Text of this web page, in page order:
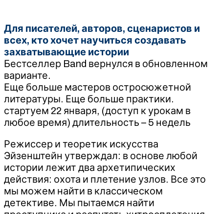
Для писателей, авторов, сценаристов и
всех, кто хочет научиться создавать
захватывающие истории
Бестселлер Band вернулся в обновленном
варианте.
Еще больше мастеров остросюжетной
литературы. Еще больше практики.
стартуем 22 января, (доступ к урокам в
любое время) длительность – 5 недель
Режиссер и теоретик искусства
Эйзенштейн утверждал: в основе любой
истории лежит два архетипических
действия: охота и плетение узлов. Все это
мы можем найти в классическом
детективе. Мы пытаемся найти